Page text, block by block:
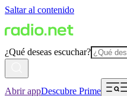
Saltar al contenido
¿Qué deseas escuchar?
Abrir appDescubre Prime